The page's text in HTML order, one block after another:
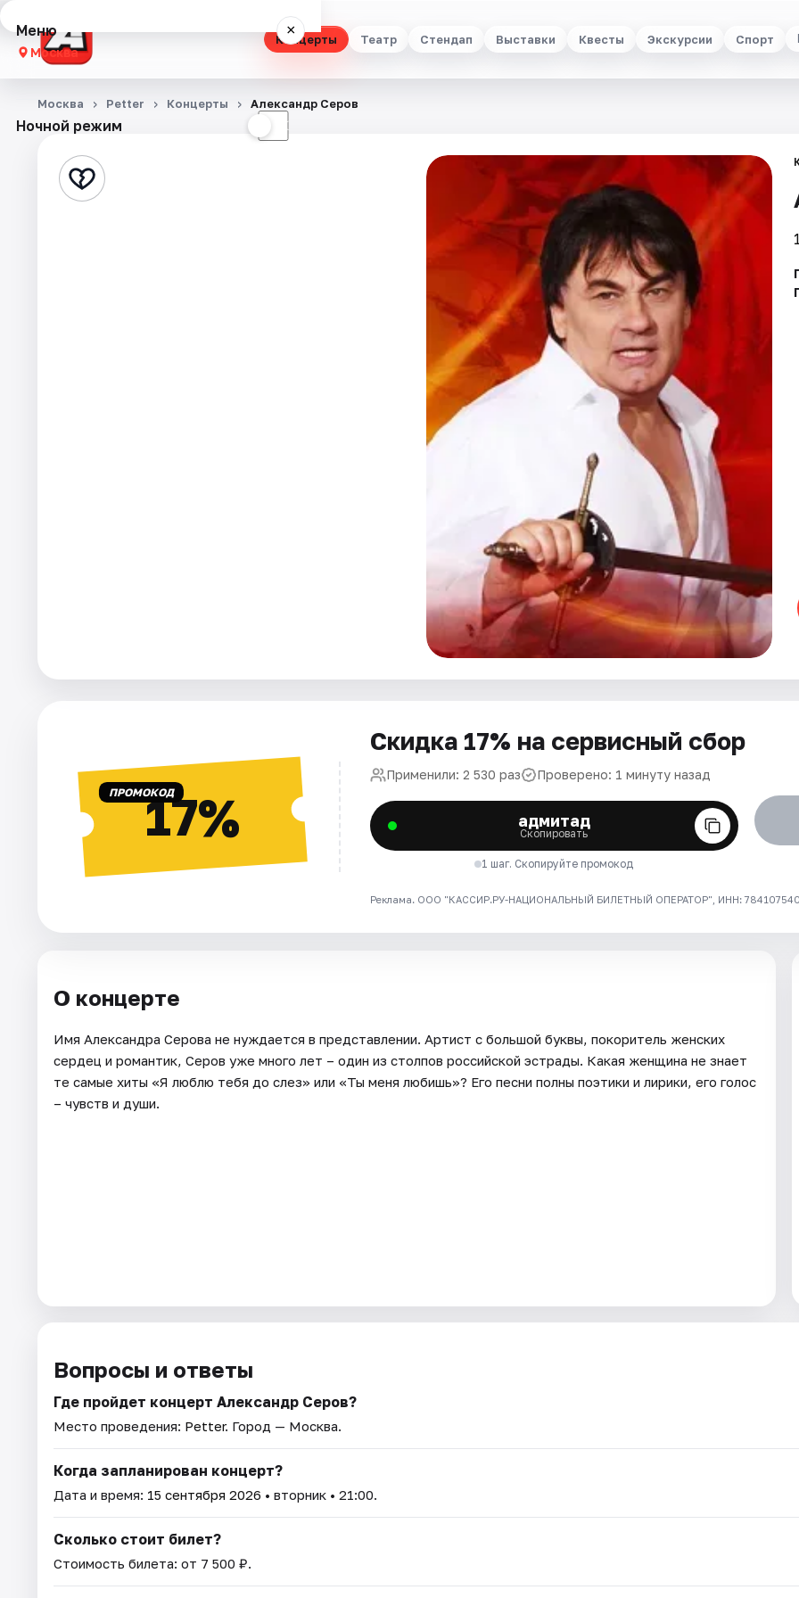
Концерты Театр Стендап Выставки Квесты Экскурсии Спорт
Меню ×
Москва
Концерты
Стендап
Ночной режим ☾
Москва Petter Концерты Александр Серов
ПРОМОКОД17%
Скидка 17% на сервисный сбор
Применили: 2 530 раз Проверено: 1 минуту назад
адмитад
Скопировать
1 шаг. Скопируйте промокод
Реклама. ООО "КАССИР.РУ-НАЦИОНАЛЬНЫЙ БИЛЕТНЫЙ ОПЕРАТОР", ИНН: 7841075409
О концерте
Имя Александра Серова не нуждается в представлении. Артист с большой буквы, покоритель женских
сердец и романтик, Серов уже много лет – один из столпов российской эстрады. Какая женщина не знает
те самые хиты «Я люблю тебя до слез» или «Ты меня любишь»? Его песни полны поэтики и лирики, его голос
– чувств и души.
Вопросы и ответы
Где пройдет концерт Александр Серов?
Место проведения: Petter. Город — Москва.
Когда запланирован концерт?
Дата и время: 15 сентября 2026 • вторник • 21:00.
Сколько стоит билет?
Стоимость билета: от 7 500 ₽.